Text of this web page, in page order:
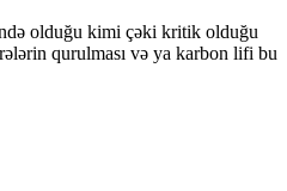
olduğu kimi çəki kritik olduğu
qurulması və ya karbon lifi bu